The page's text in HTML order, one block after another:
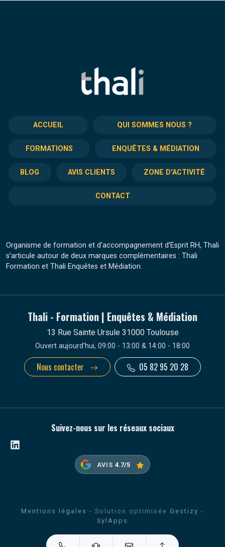
ACCUEIL QUI SOMMES NOUS ?
FORMATIONS ENQUÊTES & MÉDIATION
BLOG AVIS CLIENTS ZONE D'ACTIVITÉ
CONTACT
Organisme de formation et d’accompagnement d’Esprit RH, Thali
s’articule autour de deux marques complémentaires : Thali
Formation et Thali Enquêtes et Médiation.
Thali - Formation | Enquêtes & Médiation
13 Rue Sainte Ursule 31000 Toulouse
Ouvert aujourd'hui, 09:00 - 13:00 & 14:00 - 18:00
Nous contacter 05 82 95 20 28
Suivez-nous sur les réseaux sociaux
AVIS 4.7/5
Mentions légales - Solution optimisée Gestizy -
SylApps